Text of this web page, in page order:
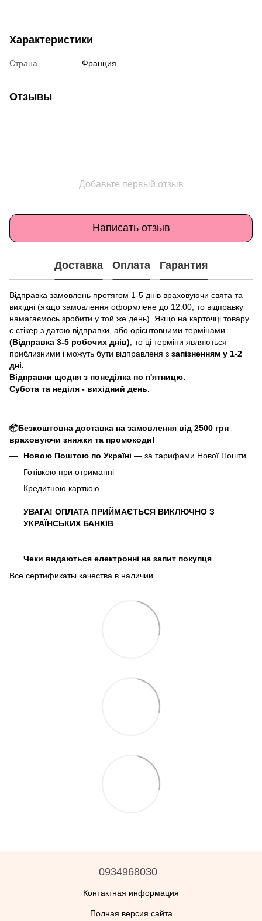
Характеристики
Страна Франция
Отзывы
Добавьте первый отзыв
Написать отзыв
Доставка Оплата Гарантия
Відправка замовлень протягом 1-5 днів враховуючи свята та
вихідні (якщо замовлення оформлене до 12:00, то відправку
намагаємось зробити у той же день). Якщо на карточці товару
є стікер з датою відправки, або орієнтовними термінами
(Відправка 3-5 робочих днів) , то ці терміни являються
приблизними і можуть бути відправленя з запізненням у 1-2
дні.
Відправки щодня з понеділка по п'ятницю.
Субота та неділя - вихідний день.
📦Безкоштовна доставка на замовлення від 2500 грн
враховуючи знижки та промокоди!
Новою Поштою по Україні — за тарифами Нової Пошти
Готівкою при отриманні
Кредитною карткою
УВАГА! ОПЛАТА ПРИЙМАЄТЬСЯ ВИКЛЮЧНО З
УКРАЇНСЬКИХ БАНКІВ
Чеки видаються електронні на запит покупця
Все сертификаты качества в наличии
0934968030
Контактная информация
Полная версия сайта